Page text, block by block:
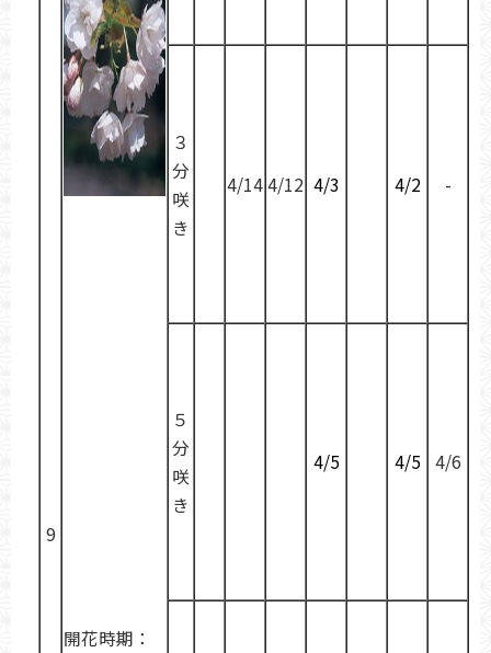
9
開花時期：
３
分
咲
き
4/144/12 4/3 4/2 -
５
分
咲
き
4/5 4/5 4/6